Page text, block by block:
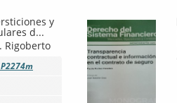
y
d...
Rigoberto